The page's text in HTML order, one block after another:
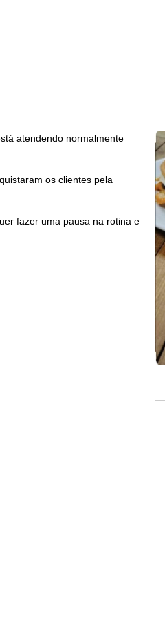
atendendo normalmente
os clientes pela
fazer uma pausa na rotina e